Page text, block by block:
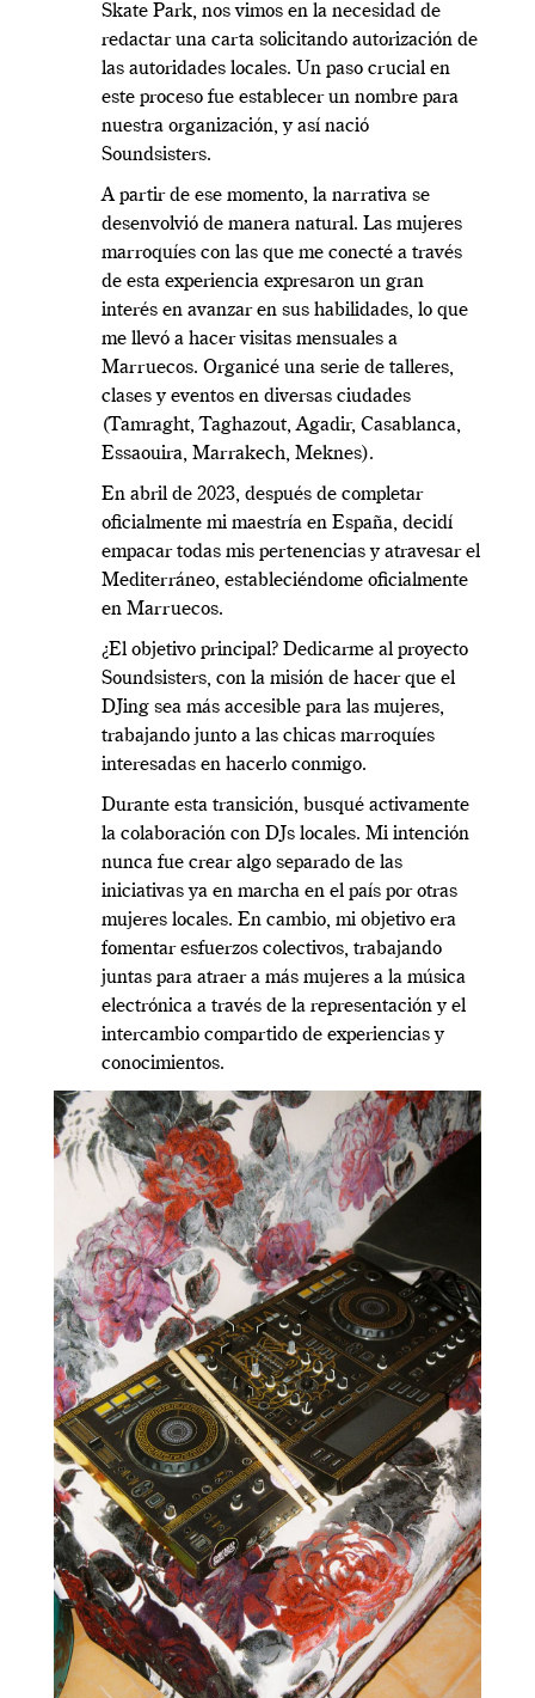
Skate Park, nos vimos en la necesidad de
redactar una carta solicitando autorización de
las autoridades locales. Un paso crucial en
este proceso fue establecer un nombre para
nuestra organización, y así nació
Soundsisters.
A partir de ese momento, la narrativa se
desenvolvió de manera natural. Las mujeres
marroquíes con las que me conecté a través
de esta experiencia expresaron un gran
interés en avanzar en sus habilidades, lo que
me llevó a hacer visitas mensuales a
Marruecos. Organicé una serie de talleres,
clases y eventos en diversas ciudades
(Tamraght, Taghazout, Agadir, Casablanca,
Essaouira, Marrakech, Meknes).
En abril de 2023, después de completar
oficialmente mi maestría en España, decidí
empacar todas mis pertenencias y atravesar el
Mediterráneo, estableciéndome oficialmente
en Marruecos.
¿El objetivo principal? Dedicarme al proyecto
Soundsisters, con la misión de hacer que el
DJing sea más accesible para las mujeres,
trabajando junto a las chicas marroquíes
interesadas en hacerlo conmigo.
Durante esta transición, busqué activamente
la colaboración con DJs locales. Mi intención
nunca fue crear algo separado de las
iniciativas ya en marcha en el país por otras
mujeres locales. En cambio, mi objetivo era
fomentar esfuerzos colectivos, trabajando
juntas para atraer a más mujeres a la música
electrónica a través de la representación y el
intercambio compartido de experiencias y
conocimientos.